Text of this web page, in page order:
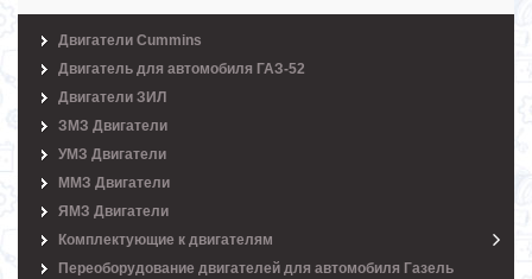
Двигатели Cummins
Двигатель для автомобиля ГАЗ-52
Двигатели ЗИЛ
ЗМЗ Двигатели
УМЗ Двигатели
ММЗ Двигатели
ЯМЗ Двигатели
Комплектующие к двигателям
Переоборудование двигателей для автомобиля Газель